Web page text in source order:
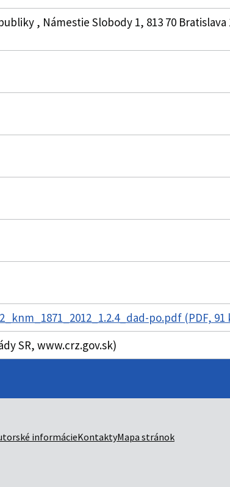
, Námestie Slobody 1, 813 70 Bratislava
po.pdf (PDF, 91
SR, www.crz.gov.sk)
informácieKontaktyMapa stránok